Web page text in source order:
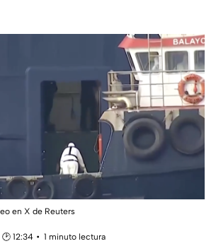
en X de Reuters
12:34
1 minuto lectura